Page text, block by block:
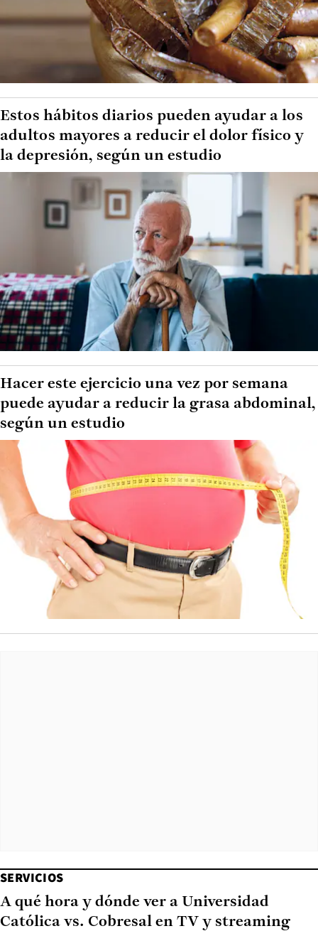
Estos hábitos diarios pueden ayudar a los
adultos mayores a reducir el dolor físico y
la depresión, según un estudio
Hacer este ejercicio una vez por semana
puede ayudar a reducir la grasa abdominal,
según un estudio
SERVICIOS
A qué hora y dónde ver a Universidad
Católica vs. Cobresal en TV y streaming